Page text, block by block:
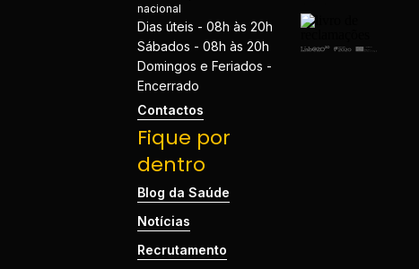
nacional
Dias úteis - 08h às 20h
Sábados - 08h às 20h
Domingos e Feriados -
Encerrado
Contactos
Fique por
dentro
Blog da Saúde
Notícias
Recrutamento